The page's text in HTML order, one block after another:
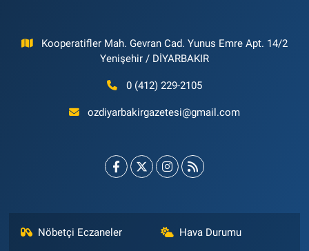
Kooperatifler Mah. Gevran Cad. Yunus Emre Apt. 14/2
Yenişehir / DİYARBAKIR
0 (412) 229-2105
ozdiyarbakirgazetesi@gmail.com
Nöbetçi Eczaneler Hava Durumu